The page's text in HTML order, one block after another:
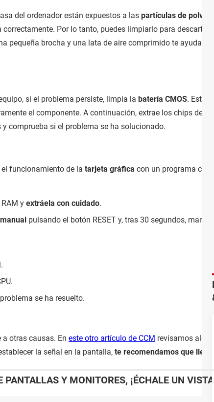
del ordenador están expuestos a las partículas de polvo
Por lo tanto, puedes limpiarlo para descartar
pequeña brocha y una lata de aire comprimido te ayudará
si el problema persiste, limpia la batería CMOS. Esta
el componente. A continuación, extrae los chips de
comprueba si el problema se ha solucionado.
funcionamiento de la tarjeta gráfica con un programa
y extráela con cuidado.
pulsando el botón RESET y, tras 30 segundos,
se ha resuelto.
a otras causas. En este otro artículo de CCM revisamos
la señal en la pantalla, te recomendamos que
Y MONITORES, ¡ÉCHALE UN